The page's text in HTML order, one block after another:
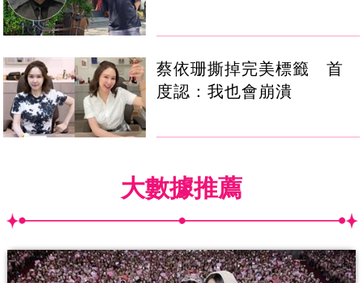
蔡依珊撕掉完美標籤 首
度認：我也會崩潰
大數據推薦